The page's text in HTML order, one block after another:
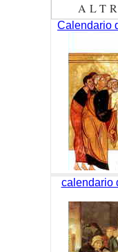
Calendario
calendario